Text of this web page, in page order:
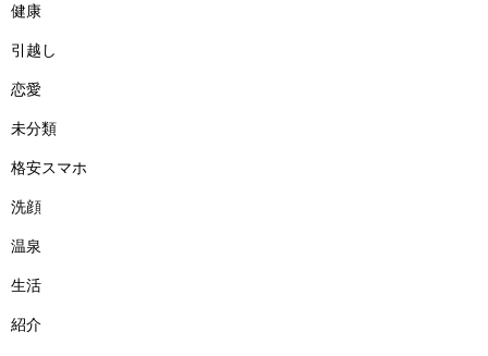
健康
引越し
恋愛
未分類
格安スマホ
洗顔
温泉
生活
紹介